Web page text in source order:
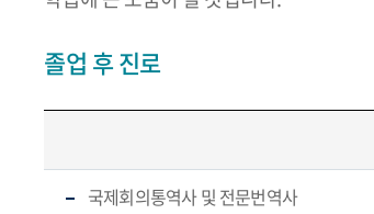
졸업 후 진로
국제회의통역사 및 전문번역사